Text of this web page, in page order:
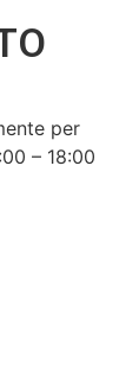
per
– 18:00